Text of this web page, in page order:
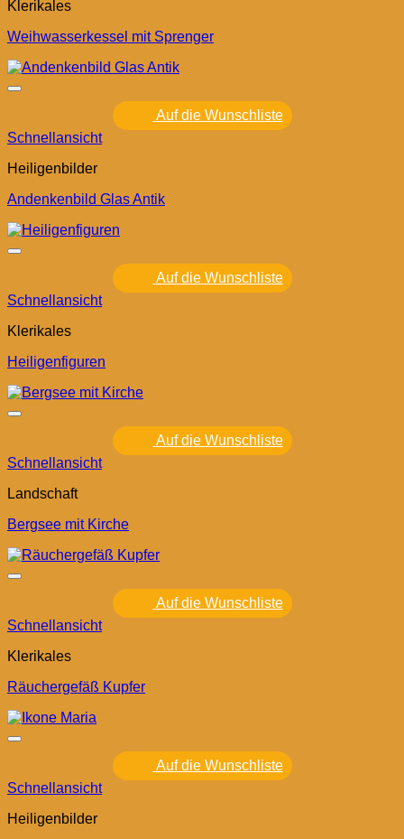
Klerikales
Weihwasserkessel mit Sprenger
Auf die Wunschliste
Schnellansicht
Heiligenbilder
Andenkenbild Glas Antik
Auf die Wunschliste
Schnellansicht
Klerikales
Heiligenfiguren
Auf die Wunschliste
Schnellansicht
Landschaft
Bergsee mit Kirche
Auf die Wunschliste
Schnellansicht
Klerikales
Räuchergefäß Kupfer
Auf die Wunschliste
Schnellansicht
Heiligenbilder